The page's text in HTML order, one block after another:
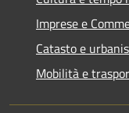
Imprese e
Catasto e
Mobilità e